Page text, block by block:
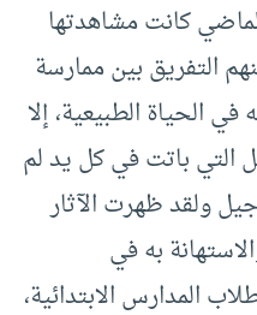
كانت مشاهدتها
التفريق بين ممارسة
الحياة الطبيعية، إلا
التي باتت في كل يد لم
ولقد ظهرت الآثار
به في
المدارس الابتدائية،